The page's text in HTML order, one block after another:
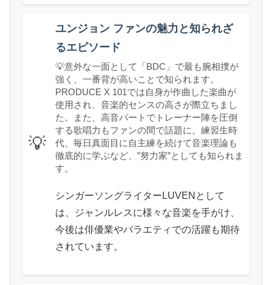
💡
ユンジョン ファンの魅力と知られざ
るエピソード
💡意外な一面として「BDC」で最も腕相撲が
強く、一番背が高いことで知られます。
PRODUCE X 101では自身が作曲した楽曲が
使用され、音楽的センスの高さが際立ちまし
た。また、高音パートでトレーナー陣を圧倒
する歌唱力もファンの間で話題に。練習生時
代、毎日真面目に自主練を続けて音楽理論も
徹底的に学ぶなど、”努力家”としても知られま
す。
シンガーソングライターLUVENとして
は、ジャンルレスに様々な音楽を手がけ、
今後は俳優業やバラエティでの活躍も期待
されています。